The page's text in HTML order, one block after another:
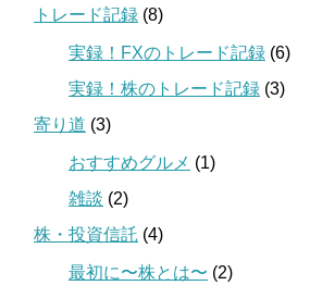
トレード記録 (8)
実録！FXのトレード記録 (6)
実録！株のトレード記録 (3)
寄り道 (3)
おすすめグルメ (1)
雑談 (2)
株・投資信託 (4)
最初に〜株とは〜 (2)